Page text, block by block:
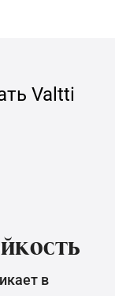
Valtti
в